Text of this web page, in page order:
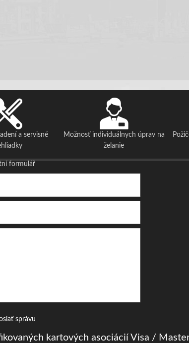
a servisné
Možnosť individuálnych úprav na
želanie
formulář
správu
kartových asociácií Visa /